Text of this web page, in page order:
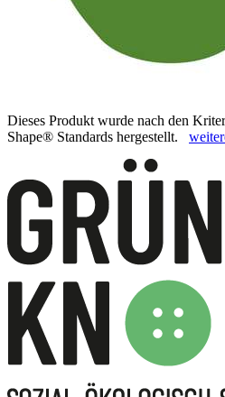
Dieses Produkt wurde nach den
Shape® Standards hergestellt.